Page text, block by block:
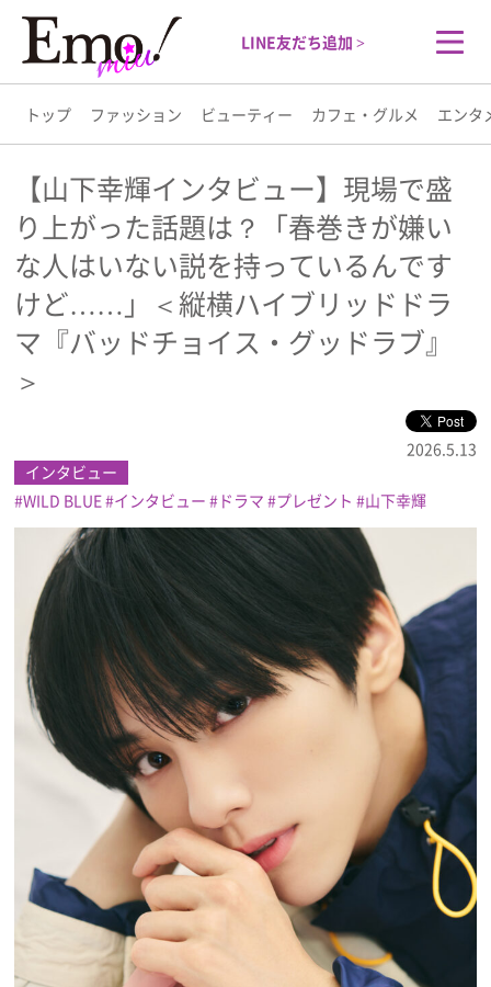
LINE友だち追加 >
トップ ファッション ビューティー カフェ・グルメ エンタ
トップ
ファッション
ビューティー
カフェ・グルメ
ライフスタイル
プレゼント
インタビュー
フィルム
Emoメン
ランキング
Emo!miuとは？
免責事項
【山下幸輝インタビュー】現場で盛
り上がった話題は？「春巻きが嫌い
な人はいない説を持っているんです
けど……」＜縦横ハイブリッドドラ
マ『バッドチョイス・グッドラブ』
＞
2026.5.13
インタビュー
WILD BLUE インタビュー ドラマ プレゼント 山下幸輝